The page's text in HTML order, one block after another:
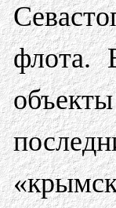
флота.